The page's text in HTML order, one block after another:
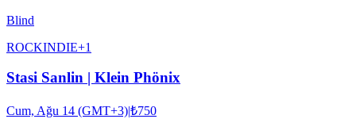
Blind
ROCKINDIE+1
Stasi Sanlin | Klein Phönix
Cum, Ağu 14 (GMT+3)|₺750